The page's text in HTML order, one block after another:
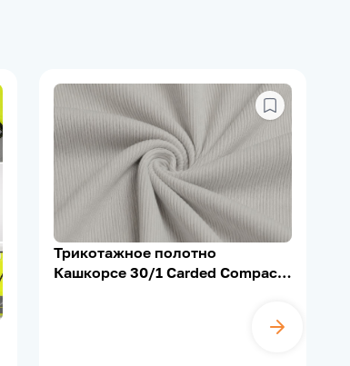
Трикотажное полотно
Кашкорсе 30/1 Carded Compact,